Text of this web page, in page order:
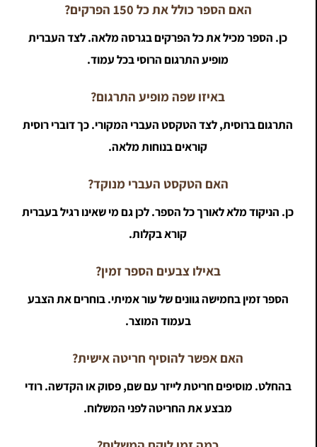
האם הספר כולל את כל 150 הפרקים?
כן. הספר מכיל את כל הפרקים בגרסה מלאה. לצד העברית
מופיע התרגום הרוסי בכל עמוד.
באיזו שפה מופיע התרגום?
התרגום ברוסית, לצד הטקסט העברי המקורי. כך דוברי רוסית
קוראים בנוחות מלאה.
האם הטקסט העברי מנוקד?
כן. הניקוד מלא לאורך כל הספר. לכן גם מי שאינו רגיל בעברית
קורא בקלות.
באילו צבעים הספר זמין?
הספר זמין בחמישה גוונים של עור אמיתי. בוחרים את הצבע
בעמוד המוצר.
האם אפשר להוסיף חריטה אישית?
בהחלט. מוסיפים חריטת לייזר עם שם, פסוק או הקדשה. רודי
מבצע את החריטה לפני המשלוח.